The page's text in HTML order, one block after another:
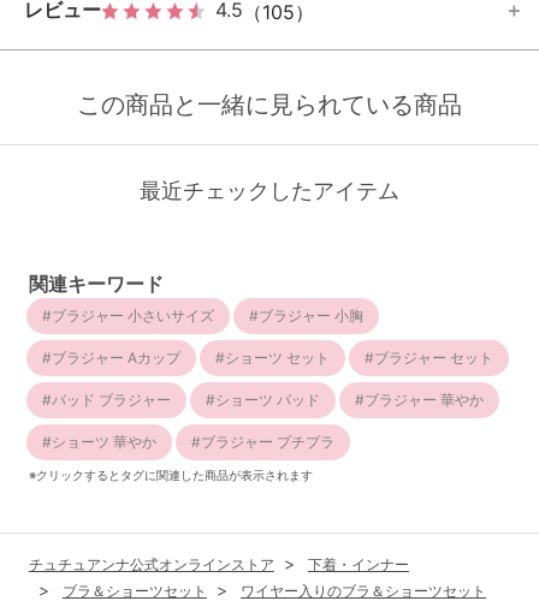
レビュー 4.5 （105）
この商品と一緒に見られている商品
最近チェックしたアイテム
関連キーワード
ブラジャー 小さいサイズ ブラジャー 小胸
ブラジャー Aカップ ショーツ セット ブラジャー セット
パッド ブラジャー ショーツ パッド ブラジャー 華やか
ショーツ 華やか ブラジャー プチプラ
※クリックするとタグに関連した商品が表示されます
チュチュアンナ公式オンラインストア
下着・インナー
ブラ＆ショーツセット
ワイヤー入りのブラ＆ショーツセット